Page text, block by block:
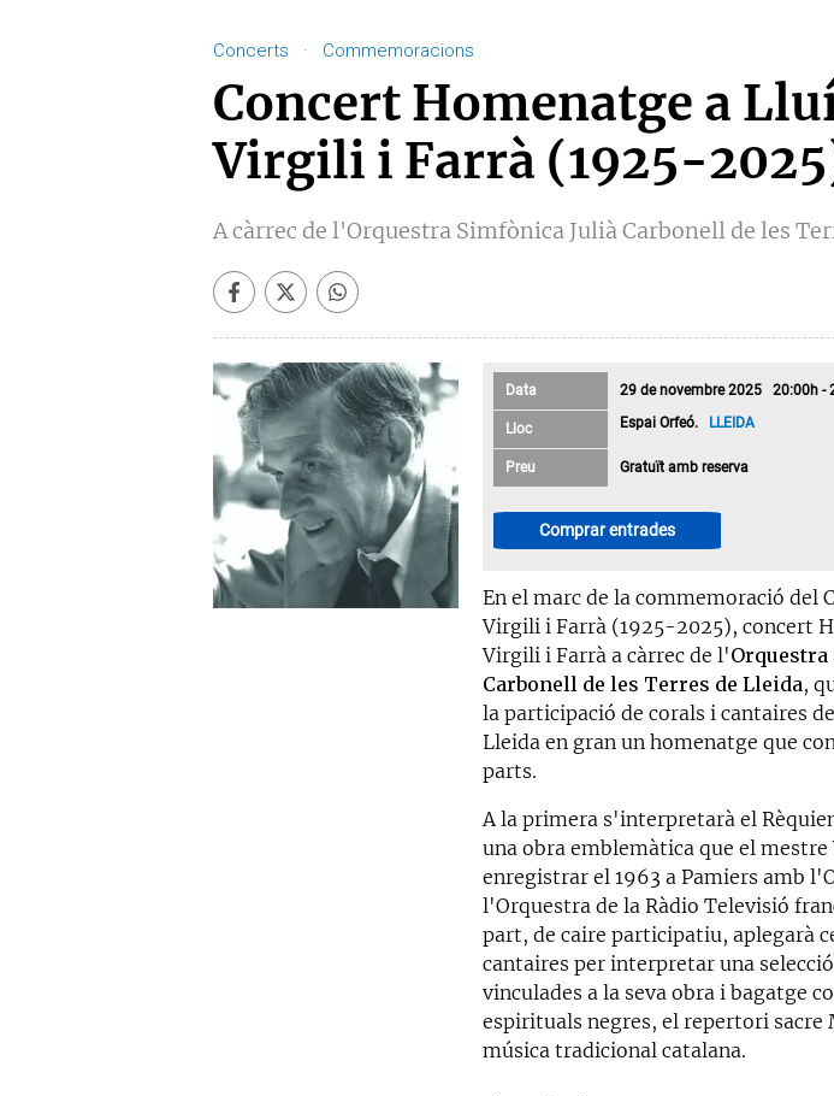
Concerts · Commemoracions
Concert Homenatge a
Virgili i Farrà (1925-
A càrrec de l'Orquestra Simfònica Julià Carbonell de les
Data 29 de novembre 2025 20:00h -
Lloc Espai Orfeó. LLEIDA
Preu Gratuït amb reserva
Comprar entrades
En el marc de la commemoració del
Virgili i Farrà (1925-2025), concert
Virgili i Farrà a càrrec de l'Orquestra
Carbonell de les Terres de Lleida,
la participació de corals i cantaires
Lleida en gran un homenatge que
parts.
A la primera s'interpretarà el
una obra emblemàtica que el
enregistrar el 1963 a Pamiers amb
l'Orquestra de la Ràdio Televisió
part, de caire participatiu, aplegarà
cantaires per interpretar una selecció
vinculades a la seva obra i bagatge
espirituals negres, el repertori sacre
música tradicional catalana.